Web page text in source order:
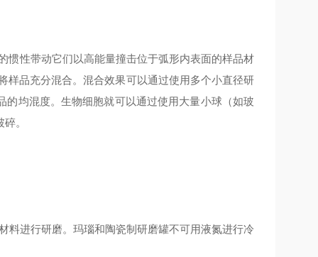
性带动它们以高能量撞击位于弧形内表面的样品材
样品充分混合。混合效果可以通过使用多个小直径研
均混度。生物细胞就可以通过使用大量小球（如玻
。
料进行研磨。玛瑙和陶瓷制研磨罐不可用液氮进行冷